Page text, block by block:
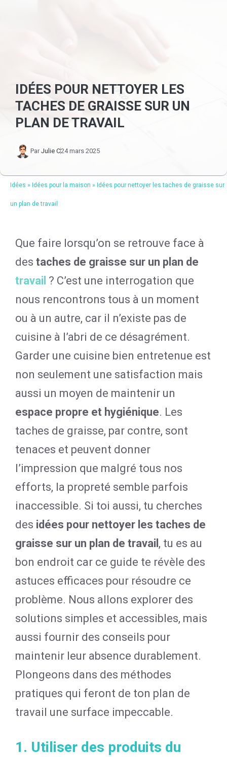
IDÉES POUR NETTOYER LES
TACHES DE GRAISSE SUR UN
PLAN DE TRAVAIL
ParJulie C24 mars 2025
Idées » Idées pour la maison » Idées pour nettoyer les taches de graisse sur
un plan de travail
Que faire lorsqu’on se retrouve face à
des taches de graisse sur un plan de
travail ? C’est une interrogation que
nous rencontrons tous à un moment
ou à un autre, car il n’existe pas de
cuisine à l’abri de ce désagrément.
Garder une cuisine bien entretenue est
non seulement une satisfaction mais
aussi un moyen de maintenir un
espace propre et hygiénique. Les
taches de graisse, par contre, sont
tenaces et peuvent donner
l’impression que malgré tous nos
efforts, la propreté semble parfois
inaccessible. Si toi aussi, tu cherches
des idées pour nettoyer les taches de
graisse sur un plan de travail , tu es au
bon endroit car ce guide te révèle des
astuces efficaces pour résoudre ce
problème. Nous allons explorer des
solutions simples et accessibles, mais
aussi fournir des conseils pour
maintenir leur absence durablement.
Plongeons dans des méthodes
pratiques qui feront de ton plan de
travail une surface impeccable.
1. Utiliser des produits du